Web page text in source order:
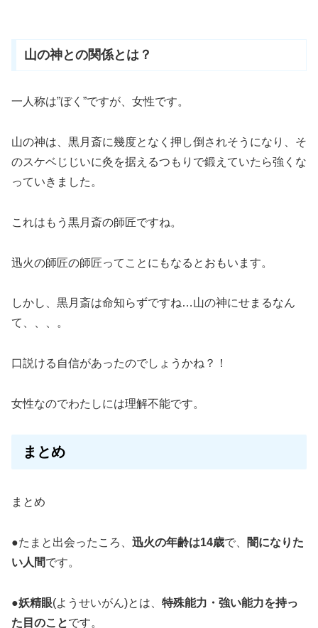
山の神との関係とは？
一人称は”ぼく ”ですが、女性です。
山の神は、黒月斎に幾度となく押し倒されそうになり、そ
のスケベじじいに灸を据えるつもりで鍛えていたら強くな
っていきました。
これはもう黒月斎の師匠ですね。
迅火の師匠の師匠ってことにもなるとおもいます。
しかし、 黒月斎は命知らずですね…山の神にせまるなん
て、、、。
口説ける自信があったのでしょうかね？！
女性なのでわたしには理解不能です。
まとめ
まとめ
●たまと出会ったころ、 迅火の年齢は14歳で、
闇になりた
い人間です。
●妖精眼(ようせいがん)とは、 特殊能力・強い能力を持っ
た目のことです。